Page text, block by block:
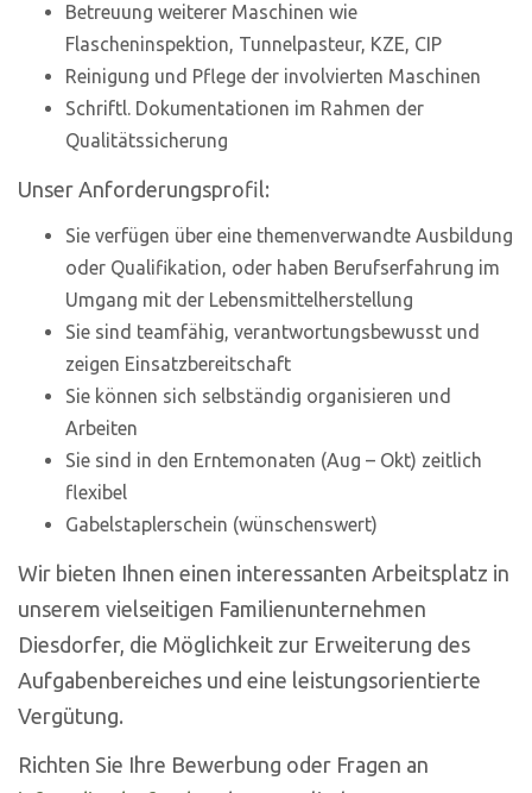
Betreuung weiterer Maschinen wie
Flascheninspektion, Tunnelpasteur, KZE, CIP
Reinigung und Pflege der involvierten Maschinen
Schriftl. Dokumentationen im Rahmen der
Qualitätssicherung
Unser Anforderungsprofil:
Sie verfügen über eine themenverwandte Ausbildung
oder Qualifikation, oder haben Berufserfahrung im
Umgang mit der Lebensmittelherstellung
Sie sind teamfähig, verantwortungsbewusst und
zeigen Einsatzbereitschaft
Sie können sich selbständig organisieren und
Arbeiten
Sie sind in den Erntemonaten (Aug – Okt) zeitlich
flexibel
Gabelstaplerschein (wünschenswert)
Wir bieten Ihnen einen interessanten Arbeitsplatz in
unserem vielseitigen Familienunternehmen
Diesdorfer, die Möglichkeit zur Erweiterung des
Aufgabenbereiches und eine leistungsorientierte
Vergütung.
Richten Sie Ihre Bewerbung oder Fragen an